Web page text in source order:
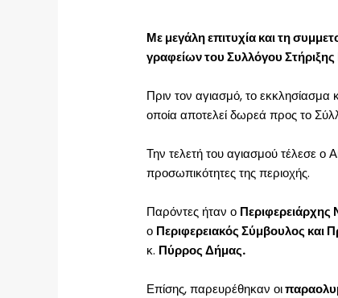
Με μεγάλη επιτυχία και τη
γραφείων του Συλλόγου
Πριν τον αγιασμό, το εκκλησίασμα
οποία αποτελεί δωρεά προς το
Την τελετή του αγιασμού τέλεσε ο
προσωπικότητες της περιοχής.
Παρόντες ήταν ο Περιφερειάρχης
ο Περιφερειακός Σύμβουλος
κ. Πύρρος Δήμας.
Επίσης, παρευρέθηκαν οι